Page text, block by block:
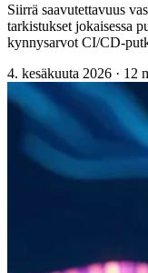
Siirrä saavutettavuus
tarkistukset jokaisessa
kynnysarvot CI/CD-
4. kesäkuuta 2026 · 12